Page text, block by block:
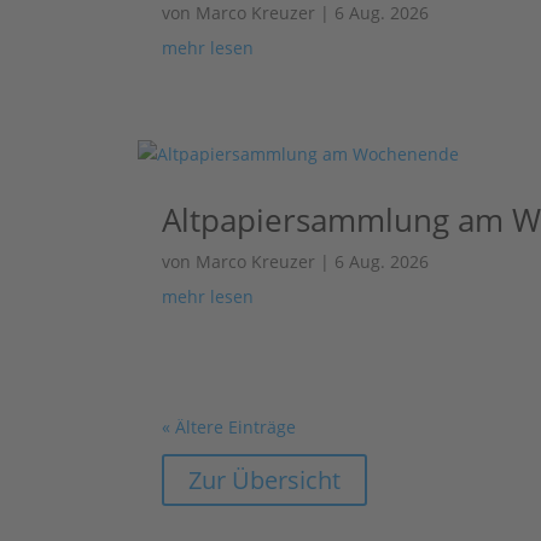
von Marco Kreuzer | 6 Aug. 2026
mehr lesen
Altpapiersammlung am
von Marco Kreuzer | 6 Aug. 2026
mehr lesen
« Ältere Einträge
Zur Übersicht